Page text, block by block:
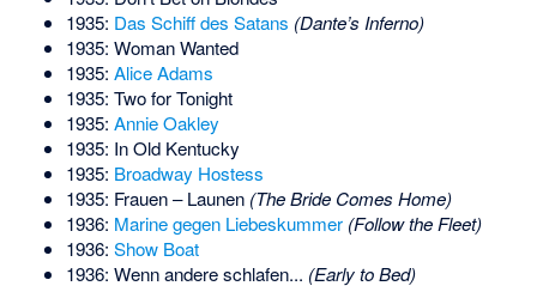
1935: Das Schiff des Satans (Dante’s Inferno)
1935: Woman Wanted
1935: Alice Adams
1935: Two for Tonight
1935: Annie Oakley
1935: In Old Kentucky
1935: Broadway Hostess
1935: Frauen – Launen (The Bride Comes Home)
1936: Marine gegen Liebeskummer (Follow the Fleet)
1936: Show Boat
1936: Wenn andere schlafen... (Early to Bed)